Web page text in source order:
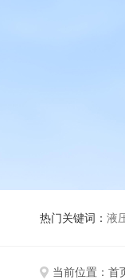
热门关键词： 液
当前位置： 首